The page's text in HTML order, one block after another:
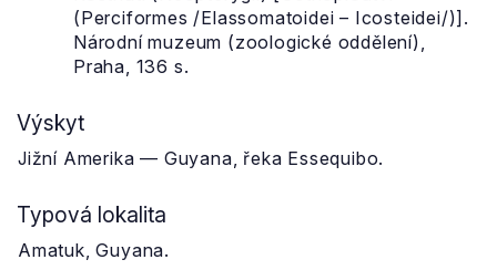
(Perciformes /Elassomatoidei – Icosteidei/)].
Národní muzeum (zoologické oddělení),
Praha, 136 s.
Výskyt
Jižní Amerika — Guyana, řeka Essequibo.
Typová lokalita
Amatuk, Guyana.